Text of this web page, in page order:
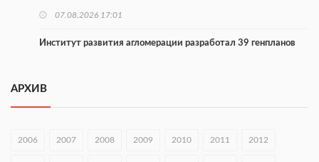
07.08.2026 17:01
Институт развития агломерации разработал 39 генпланов
С 8 августа изменят схему движения на въезде в Нижний
Новгород
АРХИВ
2006 2007 2008 2009 2010 2011 2012